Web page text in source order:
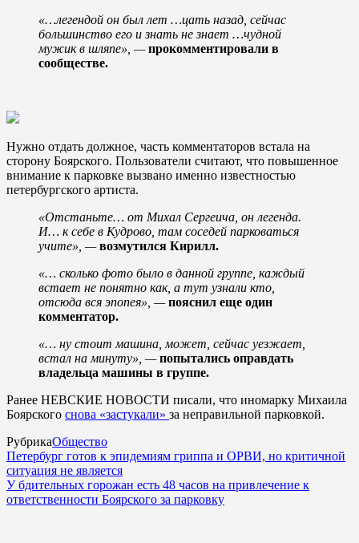
«…легендой он был лет …цать назад, сейчас
большинство его и знать не знает …чудной
мужик в шляпе», —прокомментировали в
сообществе.
Нужно отдать должное, часть комментаторов встала на
сторону Боярского. Пользователи считают, что повышенное
внимание к парковке вызвано именно известностью
петербургского артиста.
«Отстаньте… от Михал Сергеича, он легенда.
И… к себе в Кудрово, там соседей парковаться
учите», —возмутился Кирилл.
«… сколько фото было в данной группе, каждый
встает не понятно как, а тут узнали кто,
отсюда вся эпопея», —пояснил еще один
комментатор.
«… ну стоит машина, может, сейчас уезжает,
встал на минуту», —попытались оправдать
владельца машины в группе.
Ранее НЕВСКИЕ НОВОСТИ писали, что иномарку Михаила
Боярского снова «застукали» за неправильной парковкой.
РубрикаОбщество
Петербург готов к эпидемиям гриппа и ОРВИ, но критичной
ситуация не является
У бдительных горожан есть 48 часов на привлечение к
ответственности Боярского за парковку